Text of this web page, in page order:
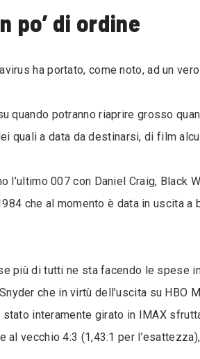
po’ di ordine
ha portato, come noto, ad un
quando potranno riaprire grosso
quali a data da destinarsi, di film
l’ultimo 007 con Daniel Craig,
che al momento è data in uscita
più di tutti ne sta facendo le spese
che in virtù dell’uscita su
interamente girato in IMAX
al vecchio 4:3 (1,43:1 per